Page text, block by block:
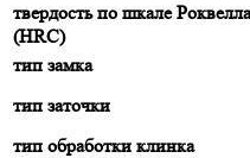
твердость по шкале Роквелла
(HRC)
тип замка
тип заточки
тип обработки клинка